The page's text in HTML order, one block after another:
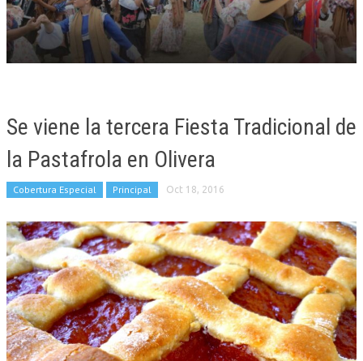
Se viene la tercera Fiesta Tradicional de
la Pastafrola en Olivera
Cobertura Especial Principal Oct 18, 2016